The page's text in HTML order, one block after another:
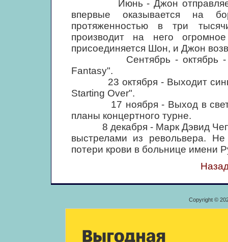
Июнь - Джон отправляется
впервые оказывается на
протяженностью в три
производит на него
присоединяется Шон, и Джон
Сентябрь - октябрь -
Fantasy".
23 октября - Выходит сингл
Starting Over".
17 ноября - Выход в свет
планы концертного турне.
8 декабря - Марк Дэвид
выстрелами из револьвера.
потери крови в больнице имени
Copyright ©